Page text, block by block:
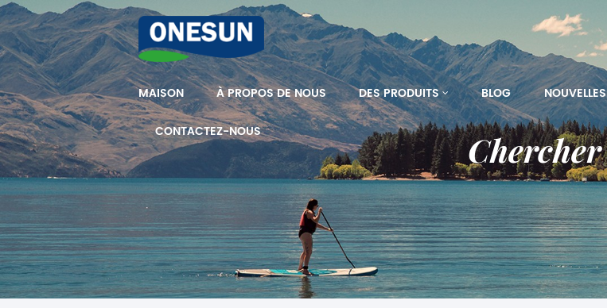
MAISON À PROPOS DE NOUS DES PRODUITS BLOG NOUVELLES
CONTACTEZ-NOUS Chercher